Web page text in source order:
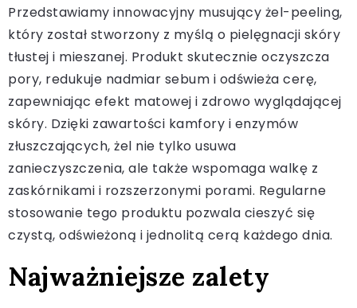
Przedstawiamy innowacyjny musujący żel-peeling,
który został stworzony z myślą o pielęgnacji skóry
tłustej i mieszanej. Produkt skutecznie oczyszcza
pory, redukuje nadmiar sebum i odświeża cerę,
zapewniając efekt matowej i zdrowo wyglądającej
skóry. Dzięki zawartości kamfory i enzymów
złuszczających, żel nie tylko usuwa
zanieczyszczenia, ale także wspomaga walkę z
zaskórnikami i rozszerzonymi porami. Regularne
stosowanie tego produktu pozwala cieszyć się
czystą, odświeżoną i jednolitą cerą każdego dnia.
Najważniejsze zalety